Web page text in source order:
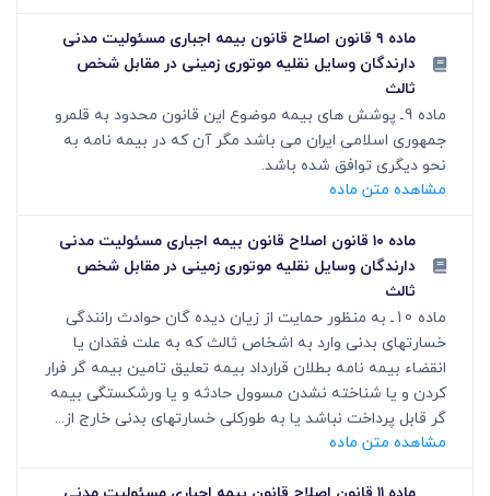
ماده ۹ قانون اصلاح قانون بیمه اجباری مسئولیت مدنی
دارندگان وسایل نقلیه موتوری زمینی در مقابل شخص
ثالث
ماده 9ـ پوشش های بیمه موضوع این قانون محدود به قلمرو
جمهوری اسلامی ایران می باشد مگر آن که در بیمه نامه به
نحو دیگری توافق شده باشد.
مشاهده متن ماده
ماده ۱۰ قانون اصلاح قانون بیمه اجباری مسئولیت مدنی
دارندگان وسایل نقلیه موتوری زمینی در مقابل شخص
ثالث
ماده 10ـ به منظور حمایت از زیان دیده گان حوادث رانندگی
خسارتهای بدنی وارد به اشخاص ثالث که به علت فقدان یا
انقضاء بیمه نامه بطلان قرارداد بیمه تعلیق تامین بیمه گر فرار
کردن و یا شناخته نشدن مسوول حادثه و یا ورشکستگی بیمه
گر قابل پرداخت نباشد یا به طورکلی خسارتهای بدنی خارج از...
مشاهده متن ماده